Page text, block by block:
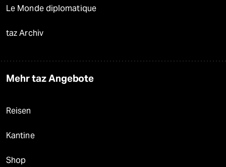
Le Monde diplomatique
taz Archiv
Mehr taz Angebote
Reisen
Kantine
Shop